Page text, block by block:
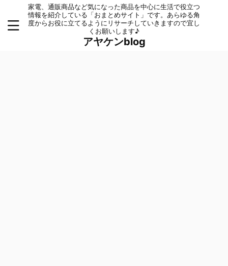
家電、通販商品など気になった商品を中心に生活で役立つ
情報を紹介している「おまとめサイト」です。あらゆる角
度からお役に立てるようにリサーチしていきますので宜し
くお願いします♪
アヤケンblog